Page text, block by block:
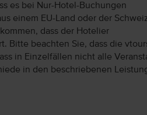
es bei Nur-Hotel-Buchungen
einem EU-Land oder der
dass der Hotelier
Bitte beachten Sie, dass die
in Einzelfällen nicht alle
in den beschriebenen